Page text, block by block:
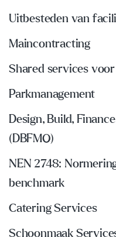
Uitbesteden van
Maincontracting
Shared services
Parkmanagement
Design, Build,
(DBFMO)
NEN 2748:
benchmark
Catering Services
Schoonmaak